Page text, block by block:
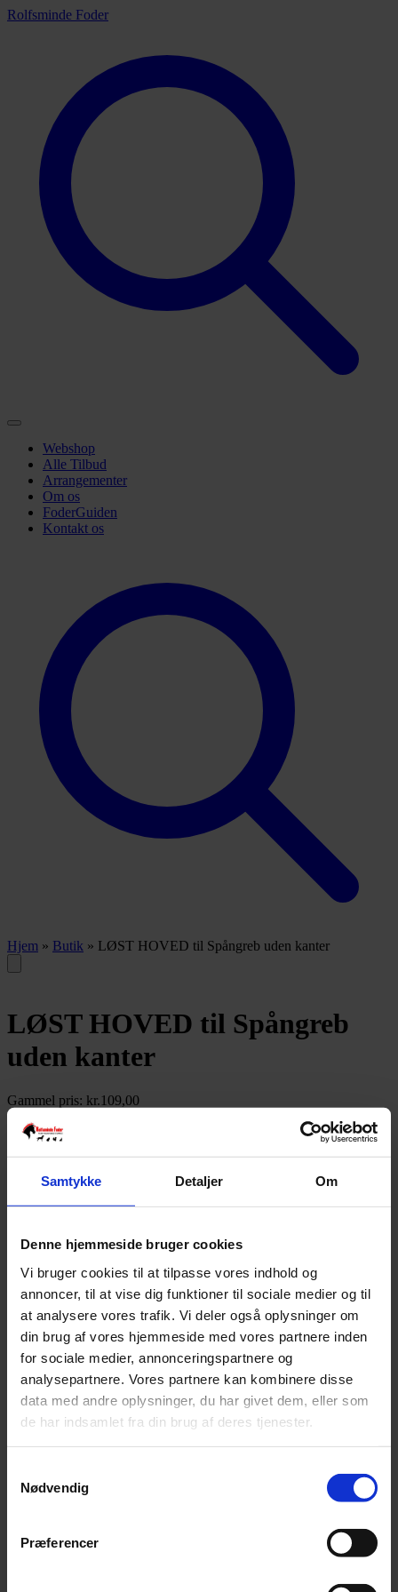
Samtykke Detaljer Om
Denne hjemmeside bruger cookies
Vi bruger cookies til at tilpasse vores indhold og
annoncer, til at vise dig funktioner til sociale medier og til
at analysere vores trafik. Vi deler også oplysninger om
din brug af vores hjemmeside med vores partnere inden
for sociale medier, annonceringspartnere og
analysepartnere. Vores partnere kan kombinere disse
data med andre oplysninger, du har givet dem, eller som
de har indsamlet fra din brug af deres tjenester.
Nødvendig
Præferencer
Rolfsminde Foder
Webshop
Alle Tilbud
Arrangementer
Om os
FoderGuiden
Kontakt os
Hjem » Butik » LØST HOVED til Spångreb uden kanter
LØST HOVED til Spångreb
uden kanter
Gammel pris: kr.109,00
Løst hoved til Spångreb
Kun 2 tilbage på lager
Varenummer: 5703156162428
Varekategori:Stald/fold
Er hovedet til din spångreb gået i stykker? Så kan du her købe et nyt
og genbruge skaftet
SKU
5703156162428
Weight 2 kg
Relaterede produkter
Flexspand Ass.farver - 65 ltr